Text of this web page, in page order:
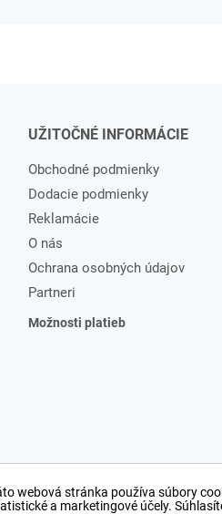
UŽITOČNÉ INFORMÁCIE
Obchodné podmienky
Dodacie podmienky
Reklamácie
O nás
Ochrana osobných údajov
Partneri
Možnosti platieb
webová stránka používa súbory
a marketingové účely.